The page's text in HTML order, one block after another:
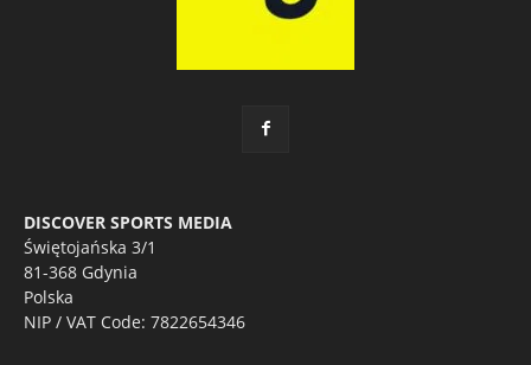
DISCOVER SPORTS MEDIA
Świętojańska 3/1
81-368 Gdynia
Polska
NIP / VAT Code: 7822654346